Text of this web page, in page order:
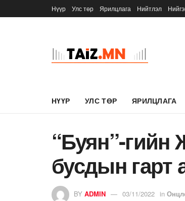
Нүүр Улс төр Ярилцлага Нийтлэл
НҮҮР УЛС ТӨР ЯРИЛЦЛАГА
“Буян”-гийн
бусдын гарт
BY ADMIN 03/11/2022 in